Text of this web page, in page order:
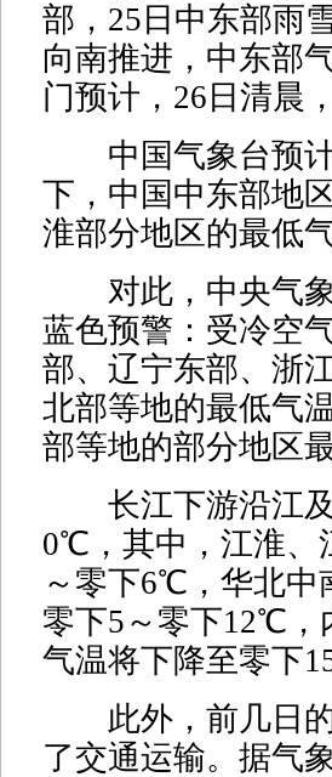
部，25日中东部雨
向南推进，中东部
门预计，26日清晨
中国气象台预计
下，中国中东部地
淮部分地区的最低
对此，中央气象
蓝色预警：受冷空
部、辽宁东部、浙
北部等地的最低气
部等地的部分地区
长江下游沿江及
0℃，其中，江淮、
～零下6℃，华北中
零下5～零下12℃，
气温将下降至零下
此外，前几日的
了交通运输。据气